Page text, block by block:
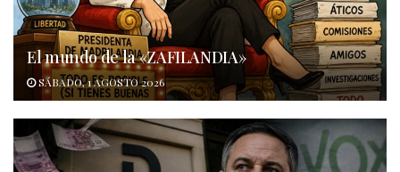
El mundo de la «ZAFILANDIA»
SÁBADO, 1 AGOSTO 2026